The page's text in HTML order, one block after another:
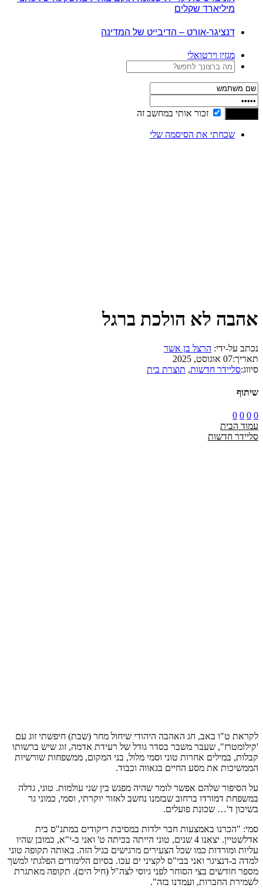
מיליארד שקלים
דנציגר-אורט – הדיבייט של המדינה
מגזין וירטואלי
זכור אותי במחשב זה
שכחתי את הסיסמה שלי
אהבה לא הולכת ברגל
נכתב על-ידי: הרצל בן אשר
תאריך:07 אוגוסט, 2025
סיווג:סליידר חדשות, תוצרת בית
שיתוף
0
0
0
0
עמוד הבית
סליידר חדשות
לקראת ט"ו באב, חג האהבה היהודי שיחול מחר (שבת) חיפשתי זוג עם
'קילומטרז", שעבר משבר בסדר גודל של רעידת אדמה, זוג שיש ברשותו
קבלות, במילים אחרות טוני וסמי מלול, בני המקום, ממשפחות שורשיות
הממשיכות את מסע החיים בגאווה וכבוד.
על הסיפור שלהם אפשר לומר שהיה מפגש בין שני עולמות. טוני, גדלה
במשפחת דמורדו ברחוב שבזמנו נחשב לאזור יוקרתי, וסמי, כמוני גר
בשיכון ד'… שכונת פועלים.
סמי: "הכרנו באמצעות חבר ילדות במסיבת ריקודים במתנ"ס בית
אדלשטיין. יצאנו 4 שנים, טוני הייתה בכיתה ט' ואני ב-י"א, כמובן שהיו
עליות ומורדות כמו שכל הצעירים מרגישים בגיל הזה. באותה תקופה טוני
למדה ב-דנציגר ואני בבי"ס לקציני ים עכו. בסיום הלימודים הפלגתי למשך
מספר חודשים בצי הסוחר לפני גיוסי לצה"ל (חיל הים). תקופה מאתגרת
לשמירת החברות, ועמדנו בזה".